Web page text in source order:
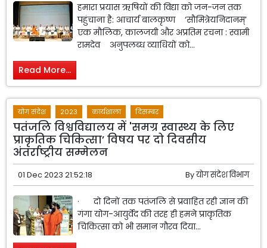
हमारा प्रयास ऋषियों की विद्या को जन-जन तक
पहुंचाना है: आचार्य बालकृष्ण ‘सौमित्रेयनिदानम्’
एक मौलिक, कालजयी और अप्रतिम रचना : स्वामी
रामदेव अनुपलब्ध व्याधियों को...
Read More...
योग संदेश 2023 कार्यशाला दिसम्बर
पतंजलि विश्वविद्यालय में 'समग्र स्वास्थ्य के लिए
प्राकृतिक चिकित्सा’ विषय पर दो दिवसीय
अंतर्राष्ट्रीय सम्मेलन
01 Dec 2023 21:52:18 Byयोग संदेश विभाग
· दो दिनों तक पतंजलि से प्रवाहित रही ज्ञान की
गंगा योग-आयुर्वेद की तरह ही हमने प्राकृतिक
चिकित्सा को भी समान गौरव दिया...